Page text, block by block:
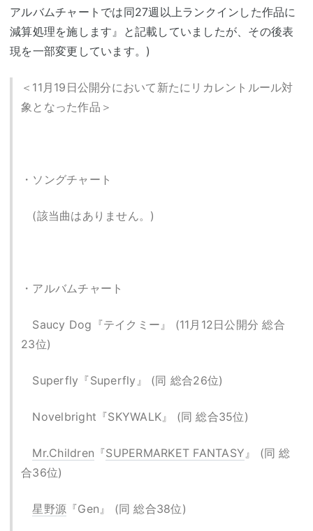
アルバムチャートでは同27週以上ランクインした作品に
減算処理を施します』と記載していましたが、その後表
現を一部変更しています。)
＜11月19日公開分において新たにリカレントルール対
象となった作品＞
・ソングチャート
(該当曲はありません。)
・アルバムチャート
Saucy Dog『テイクミー』 (11月12日公開分 総合
23位)
Superfly『Superfly』 (同 総合26位)
Novelbright『SKYWALK』 (同 総合35位)
Mr.Children 『SUPERMARKET FANTASY』 (同 総
合36位)
星野源 『Gen』 (同 総合38位)